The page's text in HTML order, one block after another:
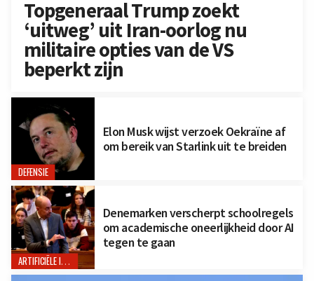
Topgeneraal Trump zoekt
‘uitweg’ uit Iran-oorlog nu
militaire opties van de VS
beperkt zijn
DEFENSIE
Elon Musk wijst verzoek Oekraïne af
om bereik van Starlink uit te breiden
ARTIFICIËLE INTELLIGENTIE
Denemarken verscherpt schoolregels
om academische oneerlijkheid door AI
tegen te gaan